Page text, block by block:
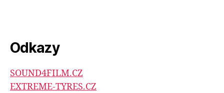
Odkazy
SOUND4FILM.CZ
EXTREME-TYRES.CZ